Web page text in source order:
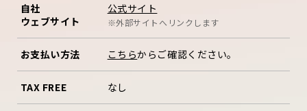
自社
ウェブサイト
公式サイト
※外部サイトへリンクします
お支払い方法 こちらからご確認ください。
TAX FREE なし